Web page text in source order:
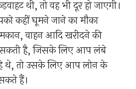
थी, तो वह भी दूर हो जाएगी।
कहीं घूमने जाने का मौका
वाहन आदि खरीदने की
सकती है, जिसके लिए आप लंबे
थे, तो उसके लिए आप लोन के
हैं।